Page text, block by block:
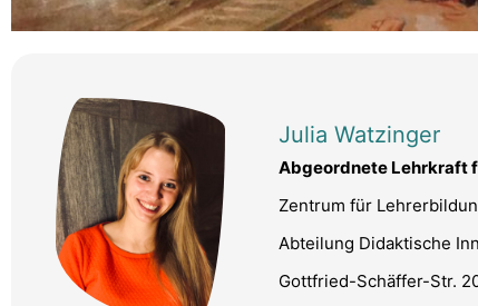
Julia Watzinger
Abgeordnete Lehrkraft
Zentrum für
Abteilung Didaktische
Gottfried-Schäffer-Str.